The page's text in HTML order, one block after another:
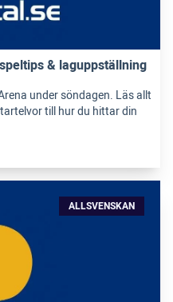
& laguppställning
under söndagen. Läs allt
till hur du hittar din
ALLSVENSKAN